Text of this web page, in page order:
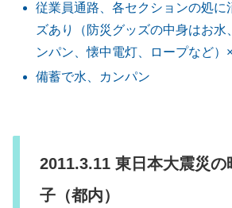
従業員通路、各セクションの処に
ズあり（防災グッズの中身はお水
ンパン、懐中電灯、ロープなど）
備蓄で水、カンパン
2011.3.11 東日本大震災の
子（都内）